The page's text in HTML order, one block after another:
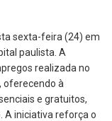
sexta-feira (24) em
paulista. A
realizada no
oferecendo à
e gratuitos,
A iniciativa reforça o